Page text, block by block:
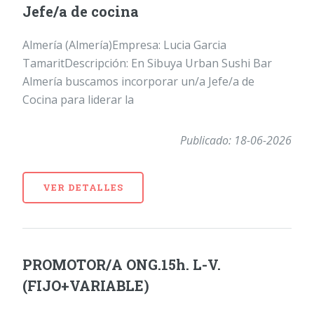
Jefe/a de cocina
Almería (Almería)Empresa: Lucia Garcia
TamaritDescripción: En Sibuya Urban Sushi Bar
Almería buscamos incorporar un/a Jefe/a de
Cocina para liderar la
Publicado: 18-06-2026
VER DETALLES
PROMOTOR/A ONG.15h. L-V.
(FIJO+VARIABLE)